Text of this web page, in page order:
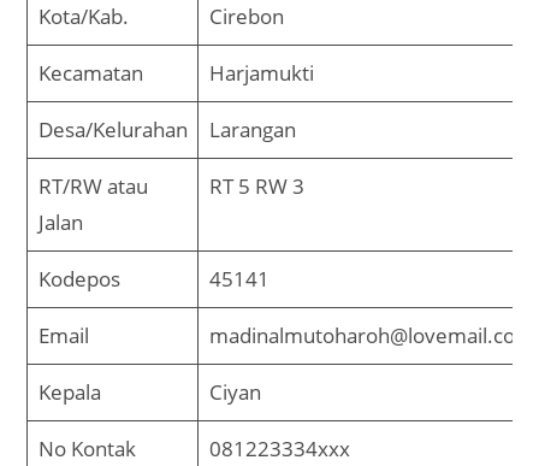
Kota/Kab. Cirebon
Kecamatan Harjamukti
Desa/Kelurahan Larangan
RT/RW atau
Jalan
RT 5 RW 3
Kodepos 45141
Email madinalmutoharoh@lovemail.com
Kepala Ciyan
No Kontak 081223334xxx